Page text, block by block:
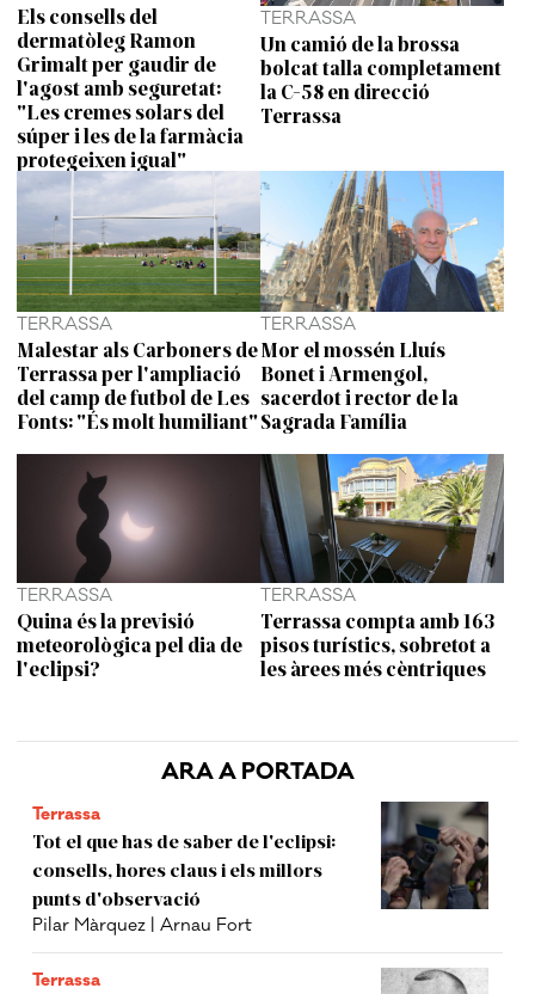
ARA A PORTADA
Terrassa
Tot el que has de saber de l'eclipsi:
consells, hores claus i els millors
punts d'observació
Pilar Màrquez | Arnau Fort
Terrassa
Els consells del
dermatòleg Ramon
Grimalt per gaudir de
l'agost amb seguretat:
"Les cremes solars del
súper i les de la farmàcia
protegeixen igual"
TERRASSA
Un camió de la brossa
bolcat talla completament
la C-58 en direcció
Terrassa
TERRASSA
Malestar als Carboners de
Terrassa per l'ampliació
del camp de futbol de Les
Fonts: "És molt humiliant"
TERRASSA
Mor el mossén Lluís
Bonet i Armengol,
sacerdot i rector de la
Sagrada Família
TERRASSA
Quina és la previsió
meteorològica pel dia de
l'eclipsi?
TERRASSA
Terrassa compta amb 163
pisos turístics, sobretot a
les àrees més cèntriques